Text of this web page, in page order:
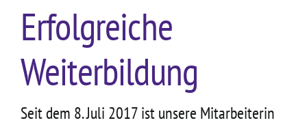
Gedenkportal
Bestattung
Erfolgreiche
Weiterbildung
Seit dem 8. Juli 2017 ist unsere Mitarbeiterin